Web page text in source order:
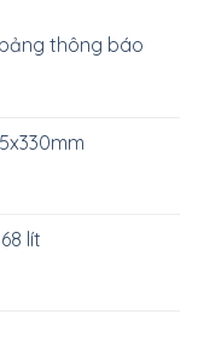
thông báo
lít